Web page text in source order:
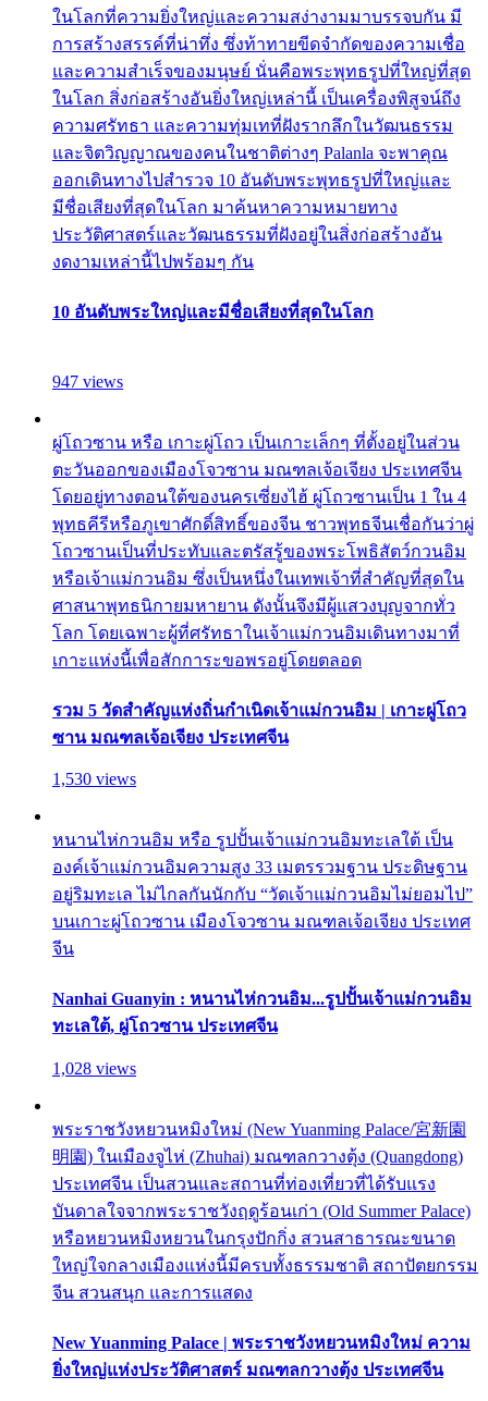
ในโลกที่ความยิ่งใหญ่และความสง่างามมาบรรจบกัน มี
การสร้างสรรค์ที่น่าทึ่ง ซึ่งท้าทายขีดจำกัดของความเชื่อ
และความสำเร็จของมนุษย์ นั่นคือพระพุทธรูปที่ใหญ่ที่สุด
ในโลก สิ่งก่อสร้างอันยิ่งใหญ่เหล่านี้ เป็นเครื่องพิสูจน์ถึง
ความศรัทธา และความทุ่มเทที่ฝังรากลึกในวัฒนธรรม
และจิตวิญญาณของคนในชาติต่างๆ Palanla จะพาคุณ
ออกเดินทางไปสำรวจ 10 อันดับพระพุทธรูปที่ใหญ่และ
มีชื่อเสียงที่สุดในโลก มาค้นหาความหมายทาง
ประวัติศาสตร์และวัฒนธรรมที่ฝังอยู่ในสิ่งก่อสร้างอัน
งดงามเหล่านี้ไปพร้อมๆ กัน
10 อันดับพระใหญ่และมีชื่อเสียงที่สุดในโลก
947 views
ผู่โถวซาน หรือ เกาะผู่โถว เป็นเกาะเล็กๆ ที่ตั้งอยู่ในส่วน
ตะวันออกของเมืองโจวซาน มณฑลเจ้อเจียง ประเทศจีน
โดยอยู่ทางตอนใต้ของนครเซี่ยงไฮ้ ผู่โถวซานเป็น 1 ใน 4
พุทธคีรีหรือภูเขาศักดิ์สิทธิ์ของจีน ชาวพุทธจีนเชื่อกันว่าผู่
โถวซานเป็นที่ประทับและตรัสรู้ของพระโพธิสัตว์กวนอิม
หรือเจ้าแม่กวนอิม ซึ่งเป็นหนึ่งในเทพเจ้าที่สำคัญที่สุดใน
ศาสนาพุทธนิกายมหายาน ดังนั้นจึงมีผู้แสวงบุญจากทั่ว
โลก โดยเฉพาะผู้ที่ศรัทธาในเจ้าแม่กวนอิมเดินทางมาที่
เกาะแห่งนี้เพื่อสักการะขอพรอยู่โดยตลอด
รวม 5 วัดสำคัญแห่งถิ่นกำเนิดเจ้าแม่กวนอิม | เกาะผู่โถว
ซาน มณฑลเจ้อเจียง ประเทศจีน
1,530 views
หนานไห่กวนอิม หรือ รูปปั้นเจ้าแม่กวนอิมทะเลใต้ เป็น
องค์เจ้าแม่กวนอิมความสูง 33 เมตรรวมฐาน ประดิษฐาน
อยู่ริมทะเล ไม่ไกลกันนักกับ “วัดเจ้าแม่กวนอิมไม่ยอมไป”
บนเกาะผู่โถวซาน เมืองโจวซาน มณฑลเจ้อเจียง ประเทศ
จีน
Nanhai Guanyin : หนานไห่กวนอิม...รูปปั้นเจ้าแม่กวนอิม
ทะเลใต้, ผู่โถวซาน ประเทศจีน
1,028 views
พระราชวังหยวนหมิงใหม่ (New Yuanming Palace/宮新園
明園) ในเมืองจูไห่ (Zhuhai) มณฑลกวางตุ้ง (Quangdong)
ประเทศจีน เป็นสวนและสถานที่ท่องเที่ยวที่ได้รับแรง
บันดาลใจจากพระราชวังฤดูร้อนเก่า (Old Summer Palace)
หรือหยวนหมิงหยวนในกรุงปักกิ่ง สวนสาธารณะขนาด
ใหญ่ใจกลางเมืองแห่งนี้มีครบทั้งธรรมชาติ สถาปัตยกรรม
จีน สวนสนุก และการแสดง
New Yuanming Palace | พระราชวังหยวนหมิงใหม่ ความ
ยิ่งใหญ่แห่งประวัติศาสตร์ มณฑลกวางตุ้ง ประเทศจีน